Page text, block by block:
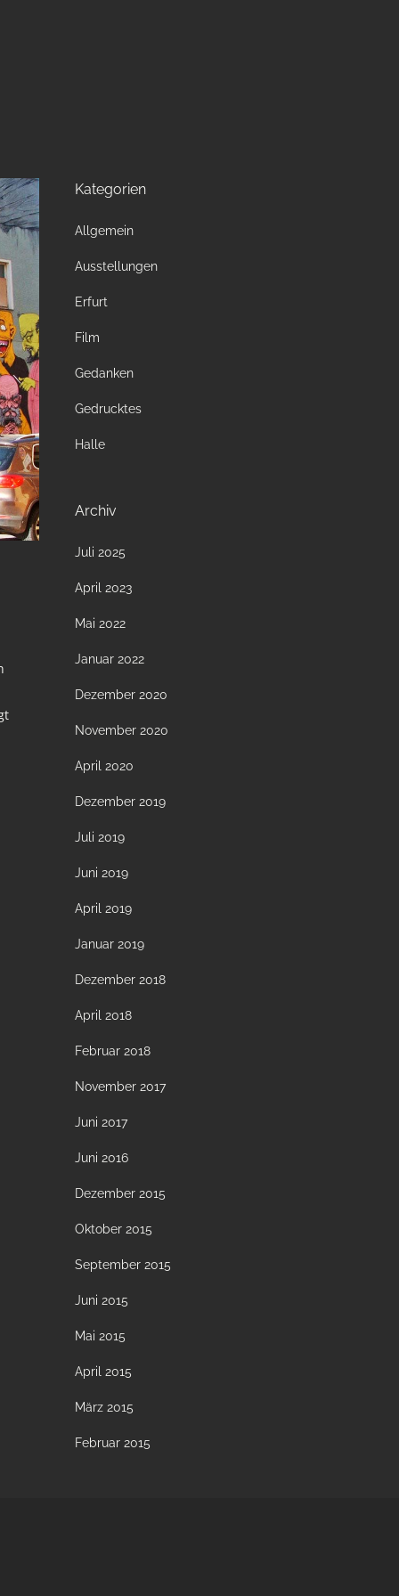
Kategorien
Allgemein
Ausstellungen
Erfurt
Film
Gedanken
Gedrucktes
Halle
Archiv
Juli 2025
April 2023
Mai 2022
Januar 2022
Dezember 2020
November 2020
April 2020
Dezember 2019
Juli 2019
Juni 2019
April 2019
Januar 2019
Dezember 2018
April 2018
Februar 2018
November 2017
Juni 2017
Juni 2016
Dezember 2015
Oktober 2015
September 2015
Juni 2015
Mai 2015
April 2015
März 2015
Februar 2015